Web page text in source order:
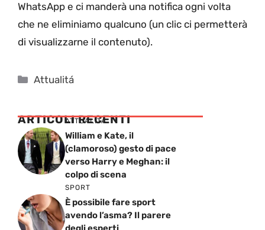
WhatsApp e ci manderà una notifica ogni volta
che ne eliminiamo qualcuno (un clic ci permetterà
di visualizzarne il contenuto).
Categorie
Attualitá
ARTICOLI RECENTI
ATTUALITÁ
William e Kate, il
(clamoroso) gesto di pace
verso Harry e Meghan: il
colpo di scena
SPORT
È possibile fare sport
avendo l’asma? Il parere